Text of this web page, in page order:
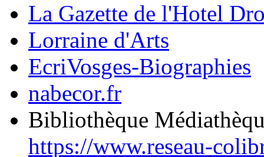
La Gazette de l'Hotel
Lorraine d'Arts
EcriVosges-Biographies
nabecor.fr
Bibliothèque
https://www.reseau-